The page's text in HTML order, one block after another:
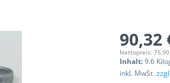
90,32
Nettopreis:
Inhalt:9.6
inkl. MwSt.